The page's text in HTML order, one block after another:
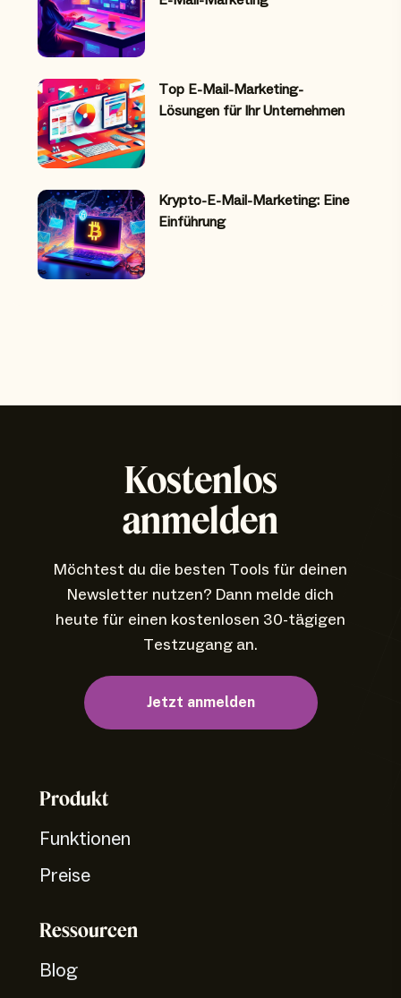
Top E-Mail-Marketing-
Lösungen für Ihr Unternehmen
Krypto-E-Mail-Marketing: Eine
Einführung
Kostenlos
anmelden
Möchtest du die besten Tools für deinen
Newsletter nutzen? Dann melde dich
heute für einen kostenlosen 30-tägigen
Testzugang an.
Jetzt anmelden
Produkt
Funktionen
Preise
Ressourcen
Blog